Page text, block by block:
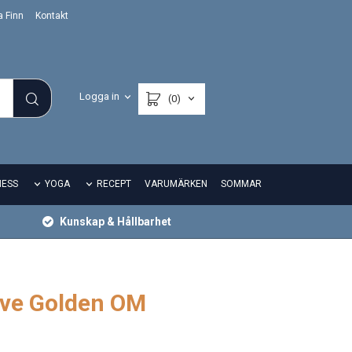
Finn Kontakt
Logga in (0)
YOGA RECEPT VARUMÄRKEN SOMMAR
Kunskap & Hållbarhet
Golden OM